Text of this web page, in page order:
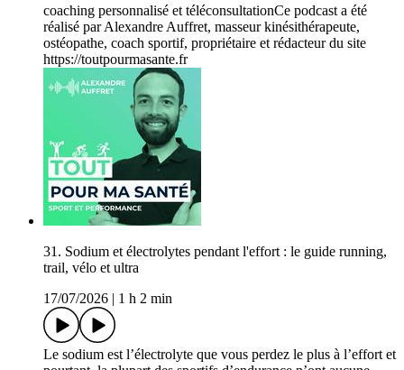
coaching personnalisé et téléconsultationCe podcast a été
réalisé par Alexandre Auffret, masseur kinésithérapeute,
ostéopathe, coach sportif, propriétaire et rédacteur du site
https://toutpourmasante.fr
31. Sodium et électrolytes pendant l'effort : le guide running,
trail, vélo et ultra
17/07/2026
1 h 2 min
Le sodium est l’électrolyte que vous perdez le plus à l’effort et